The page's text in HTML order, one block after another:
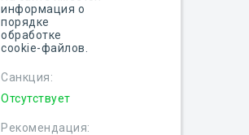
Санкция:
информация о
порядке
обработке
cookie-файлов.
Рекомендация:
Отсутствует